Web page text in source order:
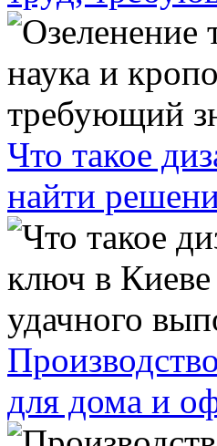
Что такое
найти
для дома и